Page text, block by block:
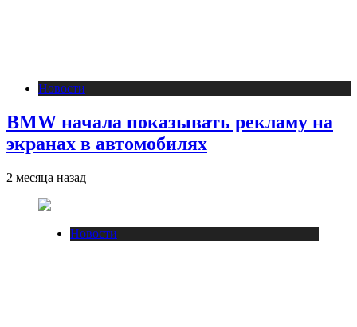
Новости
BMW начала показывать рекламу на
экранах в автомобилях
2 месяца назад
Новости